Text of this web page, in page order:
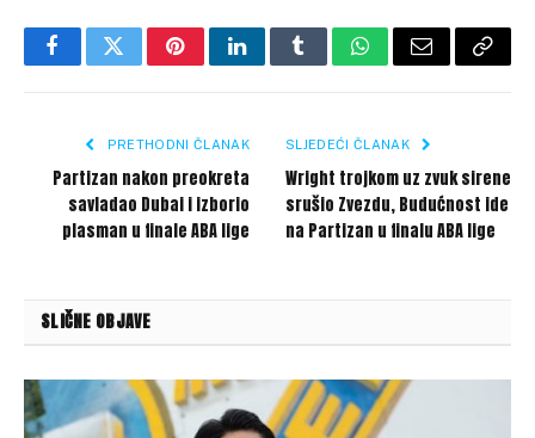
FacebookTwitterPinterestLinkedInTumblrWhatsApp
Email Copy
PRETHODNI ČLANAK
Partizan nakon preokreta
savladao Dubai i izborio
plasman u finale ABA lige
SLJEDEĆI ČLANAK
Wright trojkom uz zvuk sirene
srušio Zvezdu, Budućnost ide
na Partizan u finalu ABA lige
SLIČNE OBJAVE